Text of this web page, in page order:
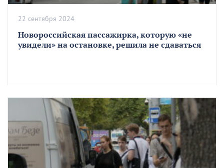
Новороссийская пассажирка, которую «не
увидели» на остановке, решила не сдаваться
22 сентября 2024